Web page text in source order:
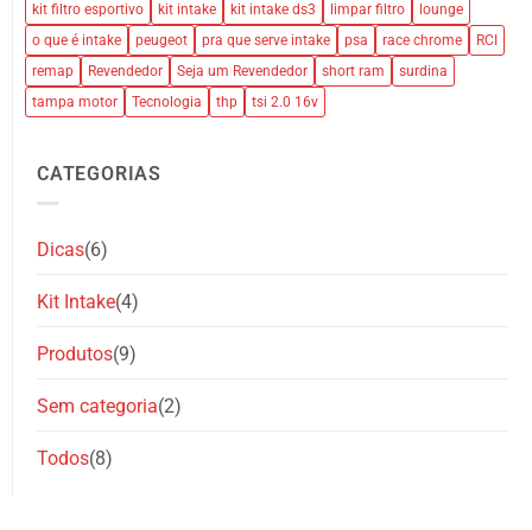
kit filtro esportivo
kit intake kit intake ds3 limpar filtro
lounge
o que é intake
peugeot pra que serve intake psa race chrome
RCI
remap
Revendedor Seja um Revendedor short ram
surdina
tampa motor
Tecnologia thp tsi 2.0 16v
CATEGORIAS
Dicas(6)
Kit Intake(4)
Produtos(9)
Sem categoria(2)
Todos(8)